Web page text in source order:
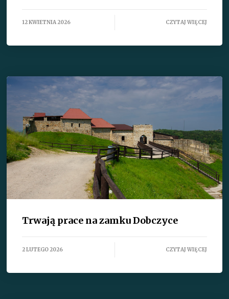
12 KWIETNIA 2026 CZYTAJ WIĘCEJ
Trwają prace na zamku Dobczyce
2 LUTEGO 2026 CZYTAJ WIĘCEJ